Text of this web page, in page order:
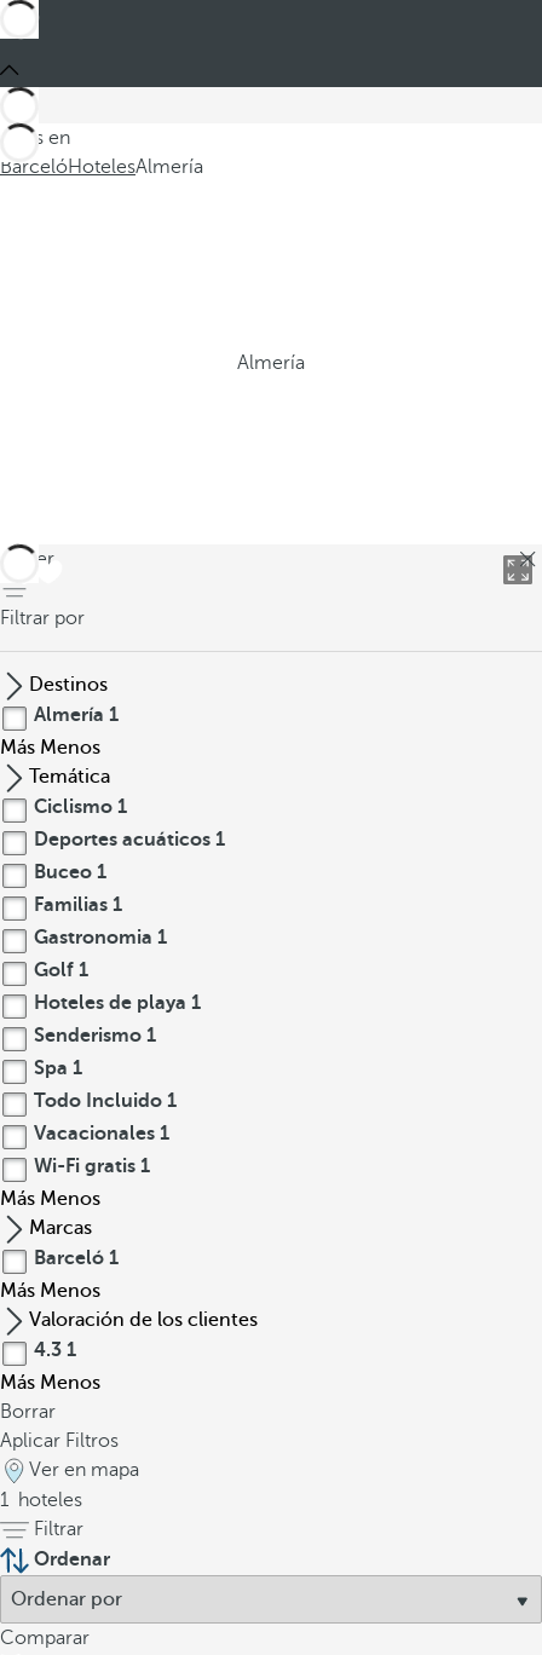
Estás en
BarcelóHotelesAlmería
Almería
volver
Filtrar por
Destinos
Almería 1
Más Menos
Temática
Ciclismo 1
Deportes acuáticos 1
Buceo 1
Familias 1
Gastronomia 1
Golf 1
Hoteles de playa 1
Senderismo 1
Spa 1
Todo Incluido 1
Vacacionales 1
Wi-Fi gratis 1
Más Menos
Marcas
Barceló 1
Más Menos
Valoración de los clientes
4.3 1
Más Menos
Borrar
Aplicar Filtros
Ver en mapa
1 hoteles
Filtrar
Ordenar
Comparar